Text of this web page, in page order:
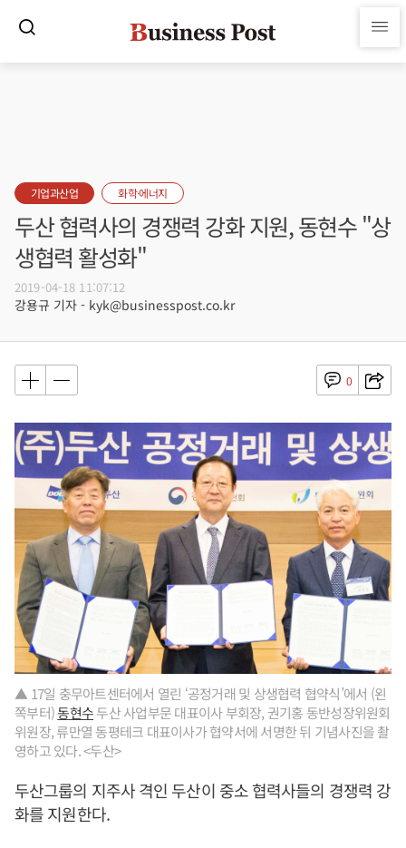
기업과산업 화학·에너지
두산 협력사의 경쟁력 강화 지원, 동현수 "상
생협력 활성화"
2019-04-18 11:07:12
강용규 기자 - kyk@businesspost.co.kr
0
▲ 17일 충무아트센터에서 열린 ‘공정거래 및 상생협력 협약식’에서 (왼
쪽부터)동현수두산 사업부문 대표이사 부회장, 권기홍 동반성장위원회
위원장, 류만열 동평테크 대표이사가 협약서에 서명한 뒤 기념사진을 촬
영하고 있다. <두산>
두산그룹의 지주사 격인 두산이 중소 협력사들의 경쟁력 강
화를 지원한다.